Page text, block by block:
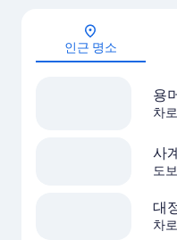
인근 명소
용
차
사
도
대
차